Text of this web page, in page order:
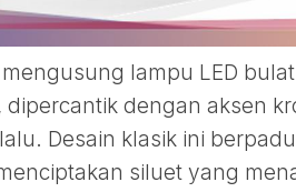
lampu LED
dengan aksen
Desain klasik ini
siluet yang